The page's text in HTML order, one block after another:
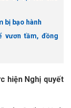
bị bạo hành
vươn tầm, đồng
hiện Nghị quyết